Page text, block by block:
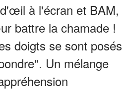
à l'écran et BAM,
battre la chamade !
doigts se sont posés
Un mélange